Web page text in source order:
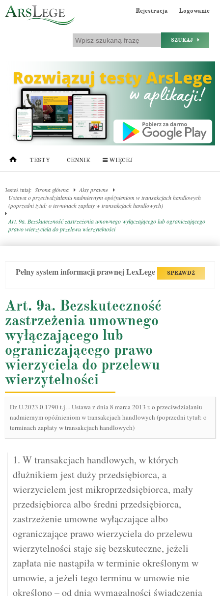
Rejestracja Logowanie
SZUKAJ
TESTY CENNIK WIĘCEJ
Jesteś tutaj: Strona główna
Akty prawne
Ustawa o przeciwdziałaniu nadmiernym opóźnieniom w transakcjach handlowych
(poprzedni tytuł: o terminach zapłaty w transakcjach handlowych)
Art. 9a. Bezskuteczność zastrzeżenia umownego wyłączającego lub ograniczającego
prawo wierzyciela do przelewu wierzytelności
Pełny system informacji prawnej LexLege SPRAWDŹ
Art. 9a. Bezskuteczność
zastrzeżenia umownego
wyłączającego lub
ograniczającego prawo
wierzyciela do przelewu
wierzytelności
Dz.U.2023.0.1790 t.j.-Ustawa z dnia 8 marca 2013 r. o przeciwdziałaniu
nadmiernym opóźnieniom w transakcjach handlowych (poprzedni tytuł: o
terminach zapłaty w transakcjach handlowych)
1. W transakcjach handlowych, w których
dłużnikiem jest duży przedsiębiorca, a
wierzycielem jest mikroprzedsiębiorca, mały
przedsiębiorca albo średni przedsiębiorca,
zastrzeżenie umowne wyłączające albo
ograniczające prawo wierzyciela do przelewu
wierzytelności staje się bezskuteczne, jeżeli
zapłata nie nastąpiła w terminie określonym w
umowie, a jeżeli tego terminu w umowie nie
określono – od dnia wymagalności świadczenia